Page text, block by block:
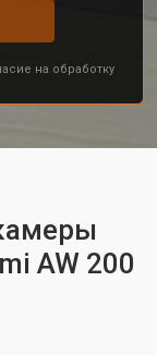
на обработку
AW 200